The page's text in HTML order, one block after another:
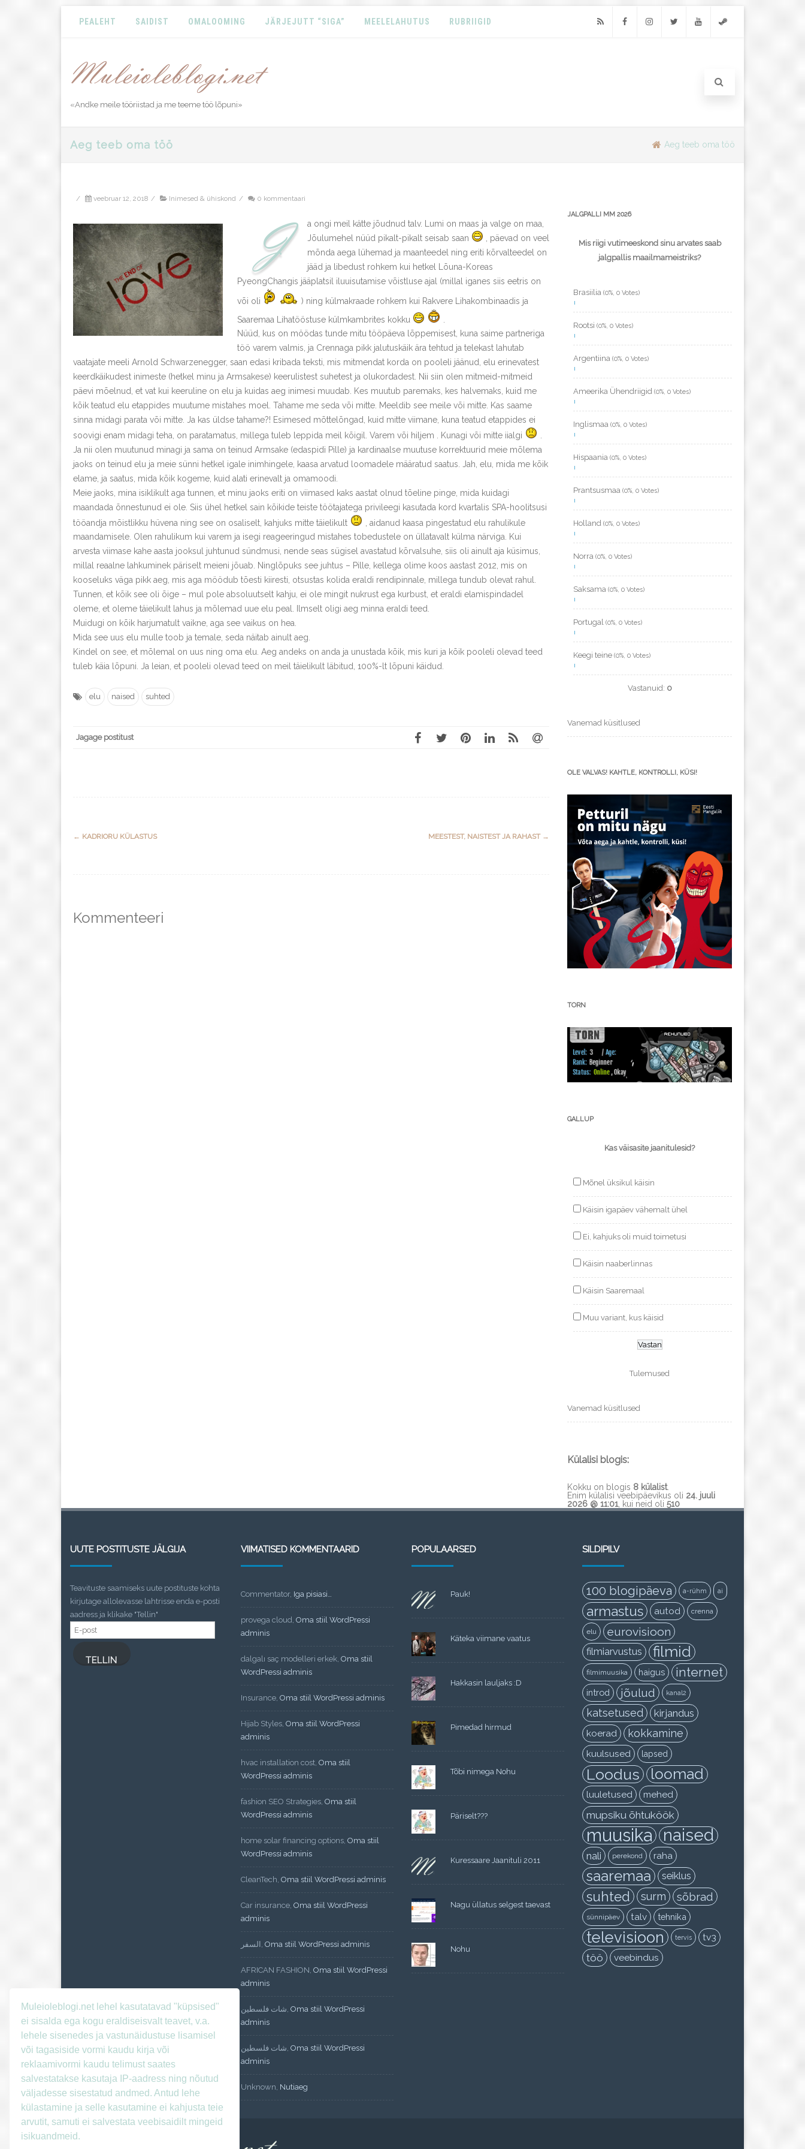
PEALEHT SAIDIST OMALOOMING JÄRJEJUTT “SIGA” MEELELAHUTUS RUBRIIGID
«Andke meile tööriistad ja me teeme töö lõpuni»
Aeg teeb oma töö Aeg teeb oma töö
/ veebruar 12, 2018 / Inimesed & ühiskond / 0 kommentaari
J
a ongi meil kätte jõudnud talv. Lumi on maas ja valge on maa,
Jõulumehel nüüd pikalt-pikalt seisab saan
, päevad on veel
mõnda aega lühemad ja maanteedel ning eriti kõrvalteedel on
jääd ja libedust rohkem kui hetkel Lõuna-Koreas
PyeongChangis jääplatsil iluuisutamise võistluse ajal (millal iganes siis eetris on
või oli
) ning külmakraade rohkem kui Rakvere Lihakombinaadis ja
Saaremaa Lihatööstuse külmkambrites kokku
Nüüd, kus on möödas tunde mitu tööpäeva lõppemisest, kuna saime partneriga
töö varem valmis, ja Crennaga pikk jalutuskäik ära tehtud ja telekast lahutab
vaatajate meeli Arnold Schwarzenegger, saan edasi kribada teksti, mis mitmendat korda on pooleli jäänud, elu erinevatest
keerdkäikudest inimeste (hetkel minu ja Armsakese) keerulistest suhetest ja olukordadest. Nii siin olen mitmeid-mitmeid
päevi mõelnud, et vat kui keeruline on elu ja kuidas aeg inimesi muudab. Kes muutub paremaks, kes halvemaks, kuid me
kõik teatud elu etappides muutume mistahes moel. Tahame me seda või mitte. Meeldib see meile või mitte. Kas saame
sinna midagi parata või mitte. Ja kas üldse tahame?! Esimesed mõttelõngad, kuid mitte viimane, kuna teatud etappides ei
soovigi enam midagi teha, on paratamatus, millega tuleb leppida meil kõigil. Varem või hiljem . Kunagi või mitte iialgi
Ja nii olen muutunud minagi ja sama on teinud Armsake (edaspidi Pille) ja kardinaalse muutuse korrektuurid meie mõlema
jaoks on teinud elu ja meie sünni hetkel igale inimhingele, kaasa arvatud loomadele määratud saatus. Jah, elu, mida me kõik
elame, ja saatus, mida kõik kogeme, kuid alati erinevalt ja omamoodi.
Meie jaoks, mina isiklikult aga tunnen, et minu jaoks eriti on viimased kaks aastat olnud tõeline pinge, mida kuidagi
maandada õnnestunud ei ole. Siis ühel hetkel sain kõikide teiste töötajatega privileegi kasutada kord kvartalis SPA-hoolitsusi
tööandja mõistlikku hüvena ning see on osaliselt, kahjuks mitte täielikult
, aidanud kaasa pingestatud elu rahulikule
maandamisele. Olen rahulikum kui varem ja isegi reageeringud mistahes tobedustele on üllatavalt külma närviga. Kui
arvesta viimase kahe aasta jooksul juhtunud sündmusi, nende seas sügisel avastatud kõrvalsuhe, siis oli ainult aja küsimus,
millal reaalne lahkuminek päriselt meieni jõuab. Ninglõpuks see juhtus – Pille, kellega olime koos aastast 2012, mis on
kooseluks väga pikk aeg, mis aga möödub tõesti kiiresti, otsustas kolida eraldi rendipinnale, millega tundub olevat rahul.
Tunnen, et kõik see oli õige – mul pole absoluutselt kahju, ei ole mingit nukrust ega kurbust, et eraldi elamispindadel
oleme, et oleme täielikult lahus ja mõlemad uue elu peal. Ilmselt oligi aeg minna eraldi teed.
Muidugi on kõik harjumatult vaikne, aga see vaikus on hea.
Mida see uus elu mulle toob ja temale, seda näitab ainult aeg.
Kindel on see, et mõlemal on uus ning oma elu. Aeg andeks on anda ja unustada kõik, mis kuri ja kõik pooleli olevad teed
tuleb käia lõpuni. Ja leian, et pooleli olevad teed on meil täielikult läbitud, 100%-lt lõpuni käidud.
elu naised suhted
Jagage postitust
Post
← KADRIORU KÜLASTUS MEESTEST, NAISTEST JA RAHAST →
Kommenteeri
JALGPALLI MM 2026
Mis riigi vutimeeskond sinu arvates saab
jalgpallis maailmameistriks?
Brasiilia (0%, 0 Votes)
Rootsi (0%, 0 Votes)
Argentiina (0%, 0 Votes)
Ameerika Ühendriigid (0%, 0 Votes)
Inglismaa (0%, 0 Votes)
Hispaania (0%, 0 Votes)
Prantsusmaa (0%, 0 Votes)
Holland (0%, 0 Votes)
Norra (0%, 0 Votes)
Saksama (0%, 0 Votes)
Portugal (0%, 0 Votes)
Keegi teine (0%, 0 Votes)
Vastanuid: 0
Vanemad küsitlused
OLE VALVAS! KAHTLE, KONTROLLI, KÜSI!
TORN
GALLUP
Kas väisasite jaanitulesid?
Mõnel üksikul käisin
Käisin igapäev vähemalt ühel
Ei, kahjuks oli muid toimetusi
Käisin naaberlinnas
Käisin Saaremaal
Muu variant, kus käisid
Tulemused
Vanemad küsitlused
Külalisi blogis:
Kokku on blogis 8 külalist.
Enim külalisi veebipäevikus oli 24. juuli
2026 @ 11:01 , kui neid oli 510
UUTE POSTITUSTE JÄLGIJA
Teavituste saamiseks uute postituste kohta
kirjutage allolevasse lahtrisse enda e-posti
aadress ja klikake "Tellin"
E-
post
TELLIN
VIIMATISED KOMMENTAARID
Commentator, Iga pisiasi…
provega cloud Oma stiil WordPressi
adminis
dalgalı saç modelleri erkek Oma stiil
WordPressi adminis
Insurance Oma stiil WordPressi adminis
Hijab Styles Oma stiil WordPressi
adminis
hvac installation cost Oma stiil
WordPressi adminis
fashion SEO Strategies Oma stiil
WordPressi adminis
home solar financing options Oma stiil
WordPressi adminis
CleanTech Oma stiil WordPressi adminis
Car insurance Oma stiil WordPressi
adminis
السفر Oma stiil WordPressi adminis
AFRICAN FASHION Oma stiil WordPressi
adminis
شات فلسطين Oma stiil WordPressi
adminis
شات فلسطين Oma stiil WordPressi
adminis
Unknown Nutiaeg
POPULAARSED
Pauk!
Käteka viimane vaatus
Hakkasin lauljaks :D
Pimedad hirmud
Tõbi nimega Nohu
Päriselt???
Kuressaare Jaanituli 2011
Nagu üllatus selgest taevast
Nohu
SILDIPILV
100 blogipäeva a-rühm ai
armastus autod crenna
elu eurovisioon
filmiarvustus filmid
filmimuusika haigus internet
introd jõulud kanal2
katsetused kirjandus
koerad kokkamine
kuulsused lapsed
Loodus loomad
luuletused mehed
mupsiku õhtuköök
muusika naised
nali perekond raha
saaremaa seiklus
suhted surm sõbrad
sünnipäev talv tehnika
televisioon tervis tv3
töö veebindus
Muleioleblogi.net lehel kasutatavad "küpsised"
ei sisalda ega kogu eraldiseisvalt teavet, v.a.
lehele sisenedes ja vastunäidustuse lisamisel
või tagasiside vormi kaudu kirja või
reklaamivormi kaudu telimust saates
salvestatakse kasutaja IP-aadress ning nõutud
väljadesse sisestatud andmed. Antud lehe
külastamine ja selle kasutamine ei kahjusta teie
arvutit, samuti ei salvestata veebisaidilt mingeid
isikuandmeid.